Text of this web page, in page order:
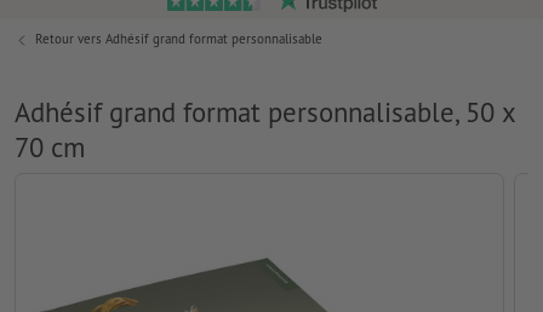
Retour vers Adhésif grand format personnalisable
Adhésif grand format personnalisable, 50 x
70 cm